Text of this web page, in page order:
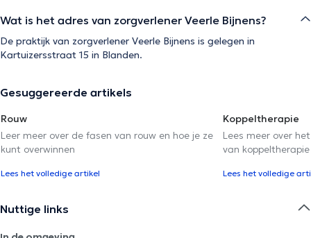
Wat is het adres van zorgverlener Veerle Bijnens?
De praktijk van zorgverlener Veerle Bijnens is gelegen in
Kartuizersstraat 15 in Blanden.
Gesuggereerde artikels
Rouw
Leer meer over de fasen van rouw en hoe je ze
kunt overwinnen
Lees het volledige artikel
Koppeltherapie
Lees meer over
van koppeltherapie
Lees het volledige
Nuttige links